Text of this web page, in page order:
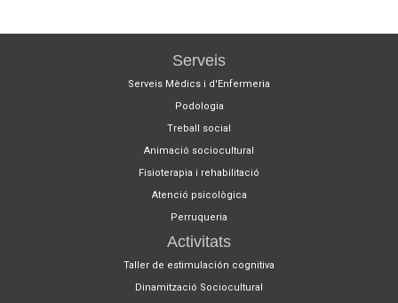
Serveis
Serveis Mèdics i d'Enfermeria
Podologia
Treball social
Animació sociocultural
Fisioterapia i rehabilitació
Atenció psicològica
Perruqueria
Activitats
Taller de estimulación cognitiva
Dinamització Sociocultural